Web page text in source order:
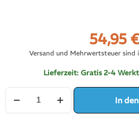
54,95
Versand und Mehrwertsteuer sind
Lieferzeit: Gratis 2-4
Stabilisator
BMW
116i
In